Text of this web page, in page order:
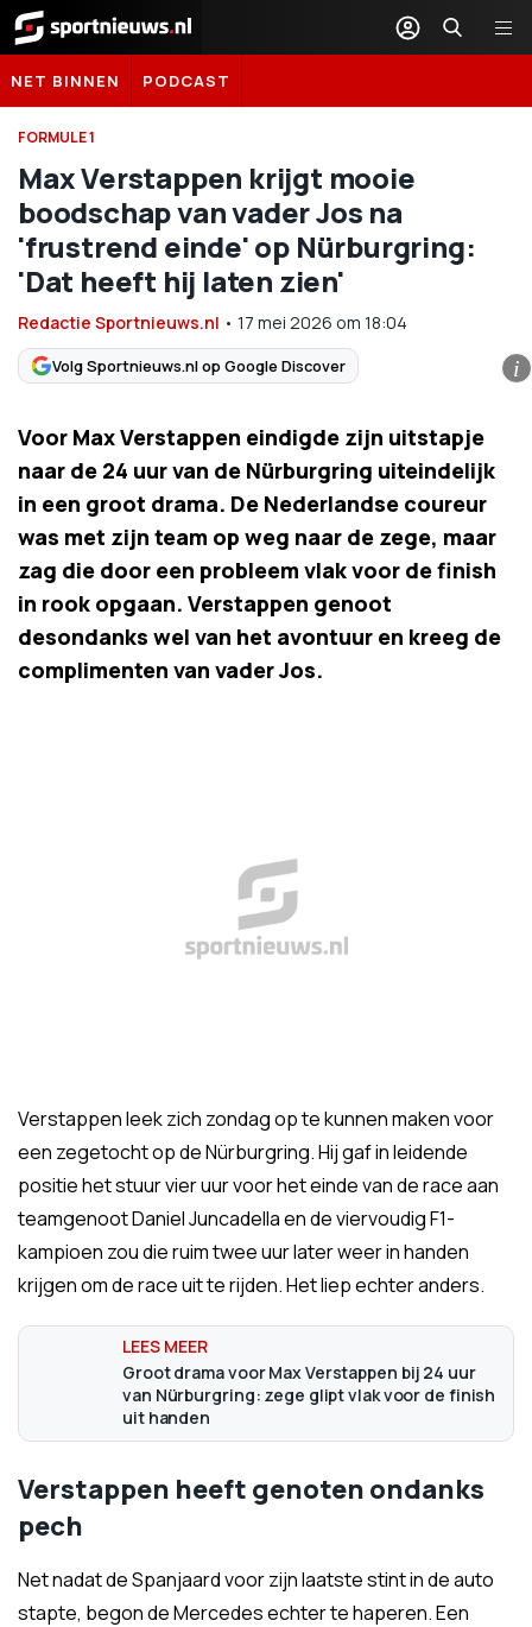
Sportnieuws.nl
NET BINNEN PODCAST
FORMULE 1
Max Verstappen krijgt mooie
boodschap van vader Jos na
'frustrend einde' op Nürburgring:
'Dat heeft hij laten zien'
Redactie Sportnieuws.nl • 17 mei 2026 om 18:04
Volg Sportnieuws.nl op Google Discover i
Voor Max Verstappen eindigde zijn uitstapje
naar de 24 uur van de Nürburgring uiteindelijk
in een groot drama. De Nederlandse coureur
was met zijn team op weg naar de zege, maar
zag die door een probleem vlak voor de finish
in rook opgaan. Verstappen genoot
desondanks wel van het avontuur en kreeg de
complimenten van vader Jos.
Verstappen leek zich zondag op te kunnen maken voor
een zegetocht op de Nürburgring. Hij gaf in leidende
positie het stuur vier uur voor het einde van de race aan
teamgenoot Daniel Juncadella en de viervoudig F1-
kampioen zou die ruim twee uur later weer in handen
krijgen om de race uit te rijden. Het liep echter anders.
Groot drama voor Max Verstappen bij 24 uur
van Nürburgring: zege glipt vlak voor de finish
uit handen
Verstappen heeft genoten ondanks
pech
Net nadat de Spanjaard voor zijn laatste stint in de auto
stapte, begon de Mercedes echter te haperen. Een